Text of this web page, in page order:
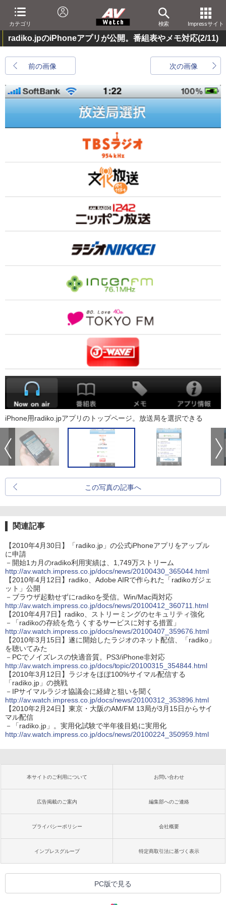
カテゴリ 検索 Impressサイト
radiko.jpのiPhoneアプリが公開。番組表やメモ対応(2/11)
前の画像 次の画像
iPhone用radiko.jpアプリのトップページ。放送局を選択できる
この写真の記事へ
関連記事
【2010年4月30日】「radiko.jp」の公式iPhoneアプリをアップル
に申請
－開始1カ月のradiko利用実績は、1,749万ストリーム
http://av.watch.impress.co.jp/docs/news/20100430_365044.html
【2010年4月12日】radiko、Adobe AIRで作られた「radikoガジェ
ット」公開
－ブラウザ起動せずにradikoを受信。Win/Mac両対応
http://av.watch.impress.co.jp/docs/news/20100412_360711.html
【2010年4月7日】radiko、ストリーミングのセキュリティ強化
－「radikoの存続を危うくするサービスに対する措置」
http://av.watch.impress.co.jp/docs/news/20100407_359676.html
【2010年3月15日】遂に開始したラジオのネット配信、「radiko」
を聴いてみた
－PCでノイズレスの快適音質。PS3/iPhone非対応
http://av.watch.impress.co.jp/docs/topic/20100315_354844.html
【2010年3月12日】ラジオをほぼ100%サイマル配信する
「radiko.jp」の挑戦
－IPサイマルラジオ協議会に経緯と狙いを聞く
http://av.watch.impress.co.jp/docs/news/20100312_353896.html
【2010年2月24日】東京・大阪のAM/FM 13局が3月15日からサイ
マル配信
－「radiko.jp」。実用化試験で半年後目処に実用化
http://av.watch.impress.co.jp/docs/news/20100224_350959.html
本サイトのご利用について お問い合わせ
広告掲載のご案内 編集部へのご連絡
プライバシーポリシー 会社概要
インプレスグループ 特定商取引法に基づく表示
PC版で見る